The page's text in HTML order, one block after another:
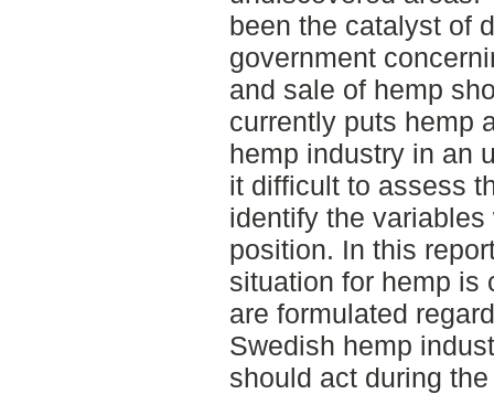
been the catalyst of
government
and sale of hemp
currently puts hemp
hemp industry in an
it difficult to assess
identify the
position. In this
situation for hemp is
are formulated
Swedish hemp
should act during